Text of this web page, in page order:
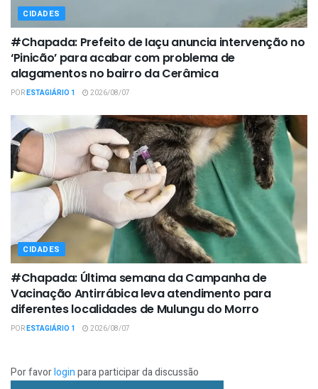
CIDADES
#Chapada: Prefeito de Iaçu anuncia intervenção no
‘Pinicão’ para acabar com problema de
alagamentos no bairro da Cerâmica
PORESTAGIÁRIO 1 2026/08/07
CIDADES
#Chapada: Última semana da Campanha de
Vacinação Antirrábica leva atendimento para
diferentes localidades de Mulungu do Morro
PORESTAGIÁRIO 1 2026/08/07
Por favorloginpara participar da discussão